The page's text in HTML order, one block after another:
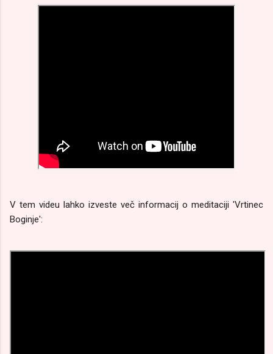
V tem videu lahko izveste več informacij o meditaciji 'Vrtinec
Boginje':